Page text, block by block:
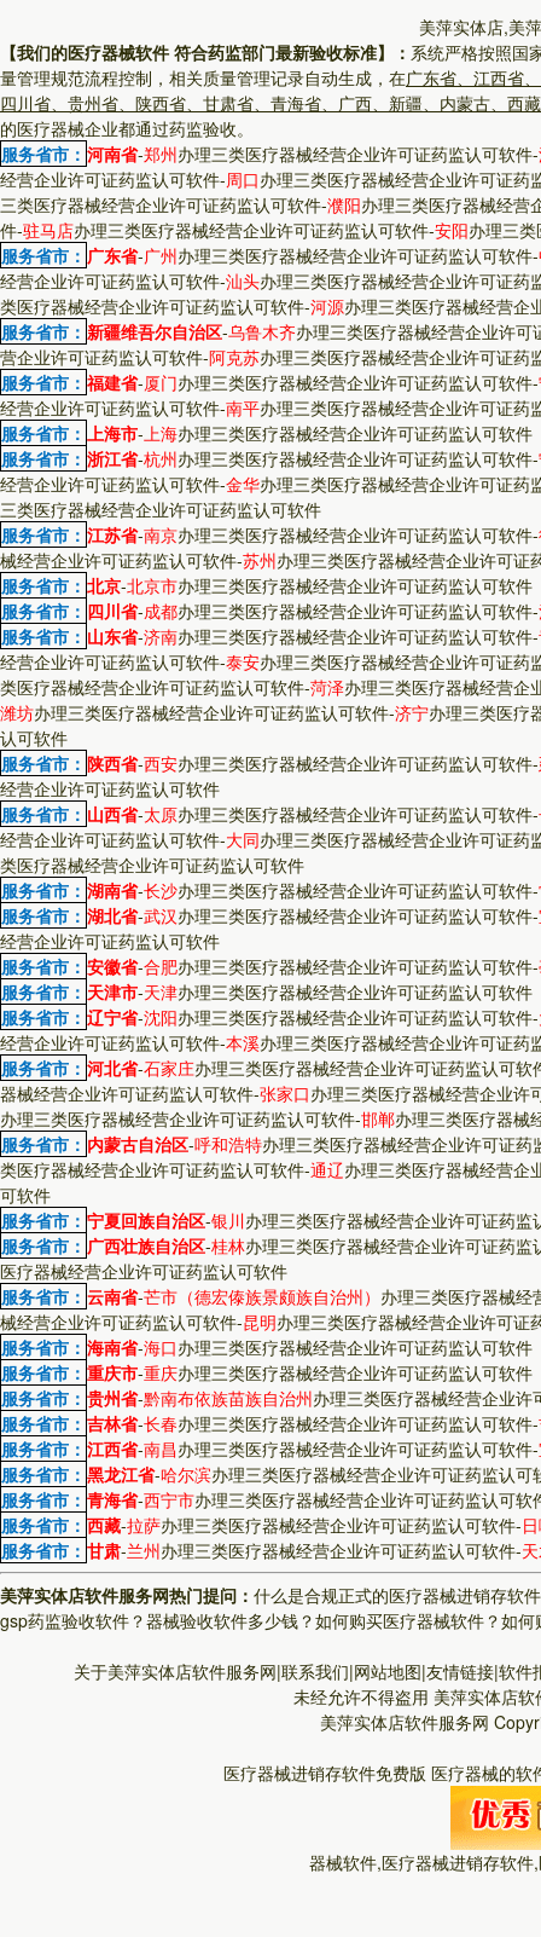
美萍实体店,美
【我们的医疗器械软件 符合药监部门最新验收标准】： 系统严格按照国
量管理规范流程控制，相关质量管理记录自动生成，在广东省、江西省
四川省、贵州省、陕西省、甘肃省、青海省、广西、新疆、内蒙古、西
的医疗器械企业都通过药监验收。
服务省市： 河南省-郑州办理三类医疗器械经营企业许可证药监认可软件-
经营企业许可证药监认可软件-周口办理三类医疗器械经营企业许可证药
三类医疗器械经营企业许可证药监认可软件-濮阳办理三类医疗器械经营
件-驻马店办理三类医疗器械经营企业许可证药监认可软件-安阳办理三
服务省市： 广东省-广州办理三类医疗器械经营企业许可证药监认可软件-
经营企业许可证药监认可软件-汕头办理三类医疗器械经营企业许可证药
类医疗器械经营企业许可证药监认可软件-河源办理三类医疗器械经营企
服务省市： 新疆维吾尔自治区-乌鲁木齐办理三类医疗器械经营企业许可
营企业许可证药监认可软件-阿克苏办理三类医疗器械经营企业许可证药
服务省市： 福建省-厦门办理三类医疗器械经营企业许可证药监认可软件-
经营企业许可证药监认可软件-南平办理三类医疗器械经营企业许可证药
服务省市： 上海市-上海办理三类医疗器械经营企业许可证药监认可软件
服务省市： 浙江省-杭州办理三类医疗器械经营企业许可证药监认可软件-
经营企业许可证药监认可软件-金华办理三类医疗器械经营企业许可证药
三类医疗器械经营企业许可证药监认可软件
服务省市： 江苏省-南京办理三类医疗器械经营企业许可证药监认可软件-
械经营企业许可证药监认可软件-苏州办理三类医疗器械经营企业许可证
服务省市： 北京-北京市办理三类医疗器械经营企业许可证药监认可软件
服务省市： 四川省-成都办理三类医疗器械经营企业许可证药监认可软件-
服务省市： 山东省-济南办理三类医疗器械经营企业许可证药监认可软件-
经营企业许可证药监认可软件-泰安办理三类医疗器械经营企业许可证药
类医疗器械经营企业许可证药监认可软件-菏泽办理三类医疗器械经营企
潍坊办理三类医疗器械经营企业许可证药监认可软件-济宁办理三类医疗
认可软件
服务省市： 陕西省-西安办理三类医疗器械经营企业许可证药监认可软件-
经营企业许可证药监认可软件
服务省市： 山西省-太原办理三类医疗器械经营企业许可证药监认可软件-
经营企业许可证药监认可软件-大同办理三类医疗器械经营企业许可证药
类医疗器械经营企业许可证药监认可软件
服务省市： 湖南省-长沙办理三类医疗器械经营企业许可证药监认可软件-
服务省市： 湖北省-武汉办理三类医疗器械经营企业许可证药监认可软件-
经营企业许可证药监认可软件
服务省市： 安徽省-合肥办理三类医疗器械经营企业许可证药监认可软件-
服务省市： 天津市-天津办理三类医疗器械经营企业许可证药监认可软件
服务省市： 辽宁省-沈阳办理三类医疗器械经营企业许可证药监认可软件-
经营企业许可证药监认可软件-本溪办理三类医疗器械经营企业许可证药
服务省市： 河北省-石家庄办理三类医疗器械经营企业许可证药监认可软
器械经营企业许可证药监认可软件-张家口办理三类医疗器械经营企业许
办理三类医疗器械经营企业许可证药监认可软件-邯郸办理三类医疗器械
服务省市： 内蒙古自治区-呼和浩特办理三类医疗器械经营企业许可证药
类医疗器械经营企业许可证药监认可软件-通辽办理三类医疗器械经营企
可软件
服务省市： 宁夏回族自治区-银川办理三类医疗器械经营企业许可证药监
服务省市： 广西壮族自治区-桂林办理三类医疗器械经营企业许可证药监
医疗器械经营企业许可证药监认可软件
服务省市： 云南省-芒市（德宏傣族景颇族自治州） 办理三类医疗器械经
械经营企业许可证药监认可软件-昆明办理三类医疗器械经营企业许可证
服务省市： 海南省-海口办理三类医疗器械经营企业许可证药监认可软件
服务省市： 重庆市-重庆办理三类医疗器械经营企业许可证药监认可软件
服务省市： 贵州省-黔南布依族苗族自治州办理三类医疗器械经营企业许
服务省市： 吉林省-长春办理三类医疗器械经营企业许可证药监认可软件-
服务省市： 江西省-南昌办理三类医疗器械经营企业许可证药监认可软件-
服务省市： 黑龙江省-哈尔滨办理三类医疗器械经营企业许可证药监认可
服务省市： 青海省-西宁市办理三类医疗器械经营企业许可证药监认可软
服务省市： 西藏-拉萨办理三类医疗器械经营企业许可证药监认可软件-
服务省市： 甘肃-兰州办理三类医疗器械经营企业许可证药监认可软件-
美萍实体店软件服务网热门提问： 什么是合规正式的医疗器械进销存软
gsp药监验收软件？器械验收软件多少钱？如何购买医疗器械软件？如何
关于美萍实体店软件服务网|联系我们|网站地图|友情链接|软
未经允许不得盗用 美萍实体店软
美萍实体店软件服务网
医疗器械进销存软件免费版 医疗器械的
器械软件,医疗器械进销存软